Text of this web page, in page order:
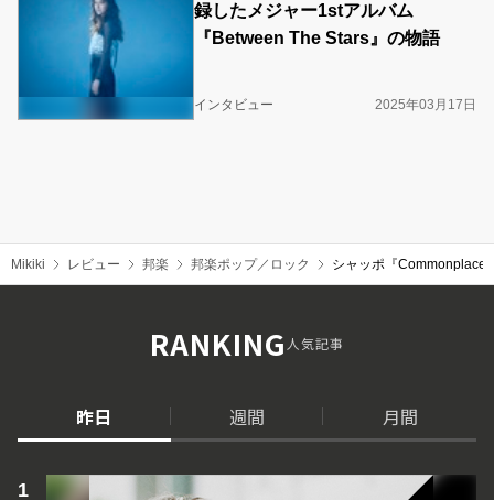
録したメジャー1stアルバム
『Between The Stars』の物語
インタビュー 2025年03月17日
Mikiki レビュー 邦楽 邦楽ポップ／ロック シャッポ『Commonplace
RANKING人気記事
昨日 週間 月間